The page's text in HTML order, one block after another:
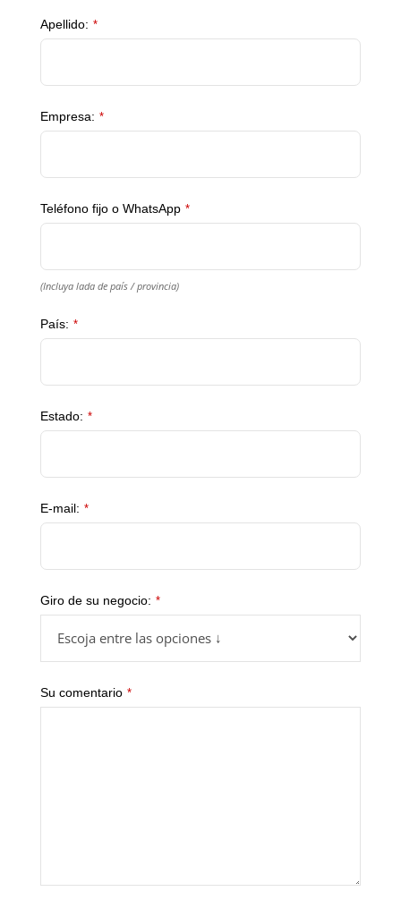
Apellido: *
Empresa: *
Teléfono fijo o WhatsApp *
(Incluya lada de país / provincia)
País: *
Estado: *
E-mail: *
Giro de su negocio: *
Su comentario *